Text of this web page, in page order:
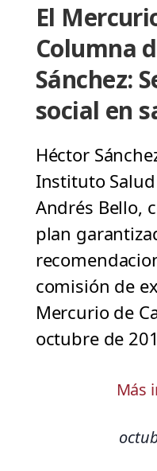
El
Columna
Sánchez:
social en
Héctor
Instituto
Andrés Bello,
plan
comisión de
Mercurio de
octubre de
Más